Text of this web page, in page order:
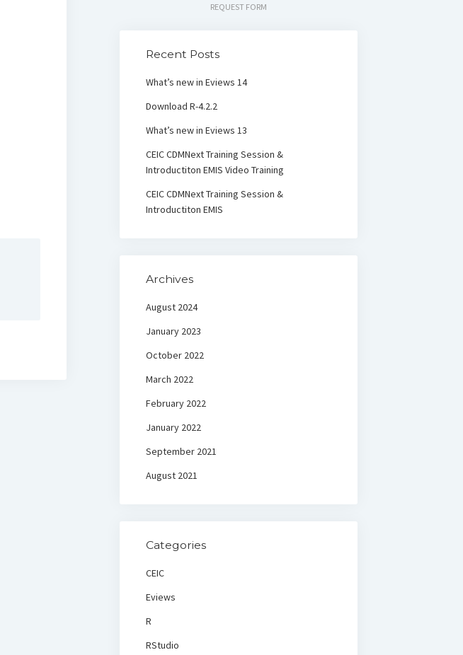
REQUEST FORM
Recent Posts
What’s new in Eviews 14
Download R-4.2.2
What’s new in Eviews 13
CEIC CDMNext Training Session &
Introductiton EMIS Video Training
CEIC CDMNext Training Session &
Introductiton EMIS
Archives
August 2024
January 2023
October 2022
March 2022
February 2022
January 2022
September 2021
August 2021
Categories
CEIC
Eviews
R
RStudio